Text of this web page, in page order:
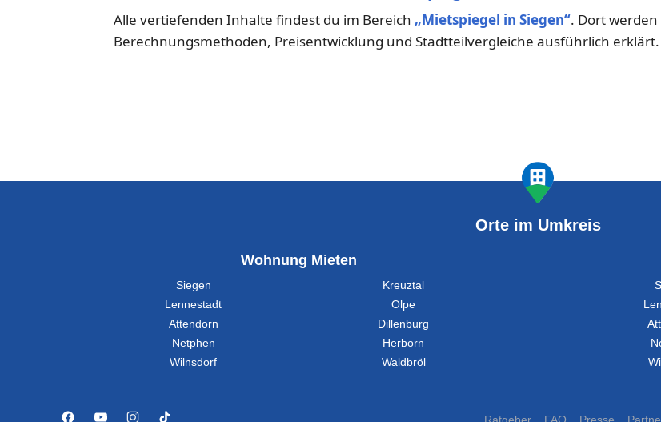
Alle vertiefenden Inhalte findest du im Bereich „Mietspiegel in Siegen“. Dort werden
Berechnungsmethoden, Preisentwicklung und Stadtteilvergleiche ausführlich erklärt.
Orte im Umkreis
Wohnung Mieten
Siegen
Kreuztal
Lennestadt
Olpe
Attendorn
Dillenburg
Netphen
Herborn
Wilnsdorf
Waldbröl